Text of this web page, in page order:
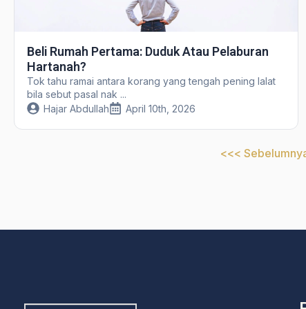
Beli Rumah Pertama: Duduk Atau Pelaburan
Hartanah?
Tok tahu ramai antara korang yang tengah pening lalat
bila sebut pasal nak ...
Hajar Abdullah
April 10th, 2026
<<<